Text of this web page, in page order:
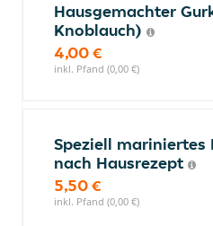
Hausgemachter
Knoblauch)
4,00 €
inkl. Pfand (0,00 €)
Speziell mariniertes
nach Hausrezept
5,50 €
inkl. Pfand (0,00 €)